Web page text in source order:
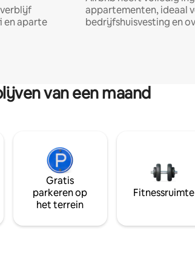
verblijf
en aparte
appartementen, ideaal
bedrijfshuisvesting en
van een maand
Gratis
parkeren op
het terrein
Fitnessruimte